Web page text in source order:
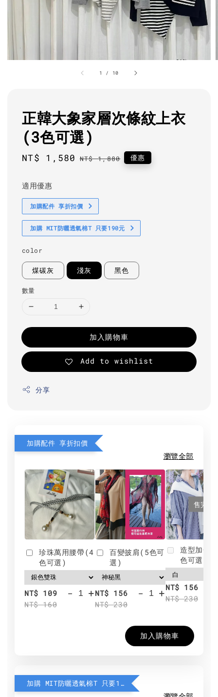
1 / 10
正韓大象家層次條紋上衣
(3色可選)
Sale
NT$ 1,580 Regular
NT$ 1,880 優惠
適用優惠
加購配件 享折扣價
加購 MIT防曬透氣棉T 只要190元
color
煤碳灰 淺灰 黑色
數量
加入購物車
Add to wishlist
分享
加購配件 享折扣價
瀏覽全部
珍珠萬用腰帶(4
色可選)
NT$ 109
NT$ 160
- +
百變披肩(5色可
選)
NT$ 156
NT$ 230
- +
售完
造型加分
色可選)
NT$ 156
NT$ 230
加入購物車
加購 MIT防曬透氣棉T 只要190元